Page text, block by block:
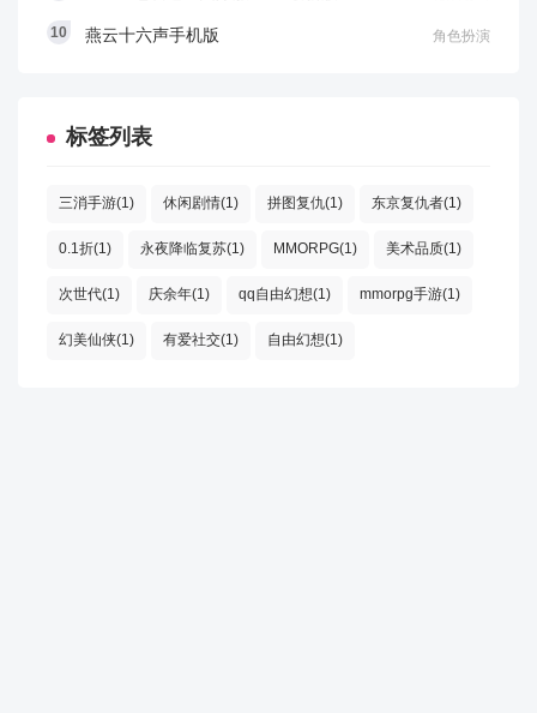
燕云十六声手机版 角色扮演
标签列表
三消手游(1) 休闲剧情(1) 拼图复仇(1) 东京复仇者(1)
0.1折(1) 永夜降临复苏(1) MMORPG(1) 美术品质(1)
次世代(1) 庆余年(1) qq自由幻想(1) mmorpg手游(1)
幻美仙侠(1) 有爱社交(1) 自由幻想(1)